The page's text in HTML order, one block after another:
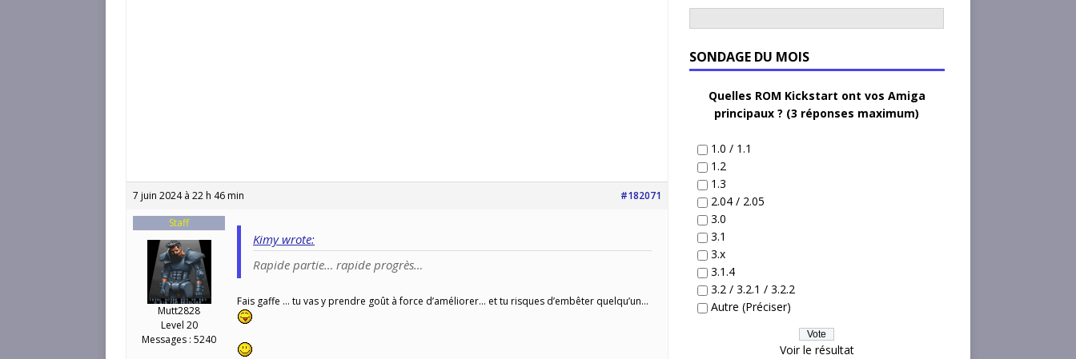
7 juin 2024 à 22 h 46 min
#182071
Staff
Mutt2828
Level 20
Messages : 5240
Kimy wrote:
Rapide partie… rapide progrès…
Fais gaffe … tu vas y prendre goût à force d’améliorer… et tu risques d’embêter quelqu’un…
SONDAGE DU MOIS
Quelles ROM Kickstart ont vos Amiga
principaux ? (3 réponses maximum)
1.0 / 1.1
1.2
1.3
2.04 / 2.05
3.0
3.1
3.x
3.1.4
3.2 / 3.2.1 / 3.2.2
Autre (Préciser)
Voir le résultat